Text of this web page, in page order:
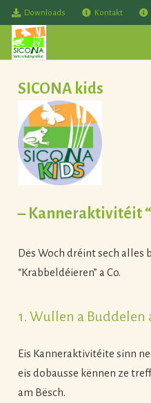
Downloads Kontakt
SICONA kids
– Kanneraktivitéit
Dës Woch dréint sech alles
“Krabbeldéieren” a Co.
1. Wullen a Buddelen
Eis Kanneraktivitéite sinn
eis dobausse kënnen ze
am Bësch.